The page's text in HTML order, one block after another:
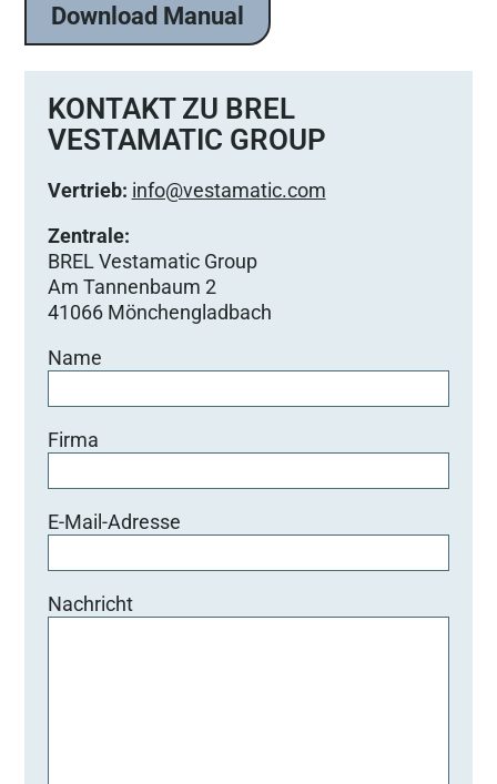
Download Manual
KONTAKT ZU BREL
VESTAMATIC GROUP
Vertrieb: info@vestamatic.com
Zentrale:
BREL Vestamatic Group
Am Tannenbaum 2
41066 Mönchengladbach
Name
Firma
E-Mail-Adresse
Nachricht